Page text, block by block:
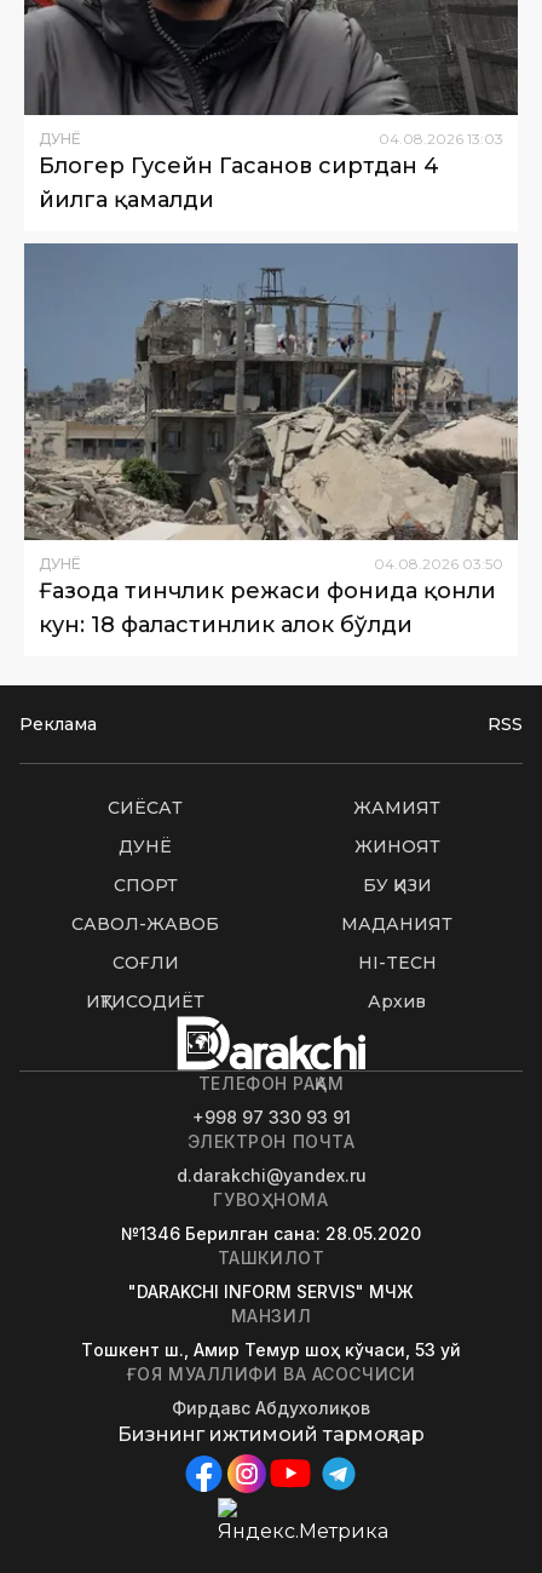
ДУНË 04 08 2026 13:03
Блогер Гусейн Гасанов сиртдан 4
йилга қамалди
ДУНË 04 08 2026 03:50
Ғазода тинчлик режаси фонида қонли
кун: 18 фаластинлик ҳалок бўлди
Реклама RSS
СИËСАТ
ЖАМИЯТ
ДУНË
ЖИНОЯТ
СПОРТ
БУ ҚИЗИҚ
САВОЛ-ЖАВОБ
МАДАНИЯТ
СОҒЛИҚ
HI-TECH
ИҚТИСОДИЁТ
Архив
ТЕЛЕФОН РАҚАМ
+998 97 330 93 91
ЭЛЕКТРОН ПОЧТА
d.darakchi@yandex.ru
ГУВОҲНОМА
№1346 Берилган сана: 28.05.2020
ТАШКИЛОТ
"DARAKCHI INFORM SERVIS" МЧЖ
МАНЗИЛ
Tошкент ш., Амир Темур шоҳ кўчаси, 53 уй
ҒОЯ МУАЛЛИФИ ВА АСОСЧИСИ
Фирдавс Абдухолиқов
Бизнинг ижтимоий тармоқлар